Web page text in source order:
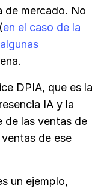
de mercado. No
en el caso de la
DPIA, que es la
IA y la
de las ventas de
de ese
un ejemplo,